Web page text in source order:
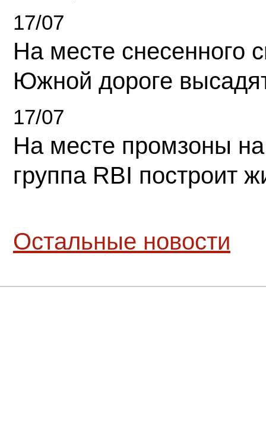
17/07
На месте снесенного
Южной дороге
17/07
На месте промзоны
группа RBI построит
Остальные новости